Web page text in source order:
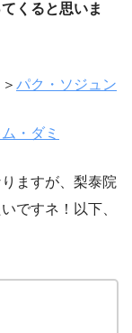
くると思いま
パク・ソジュン
・ダミ
ますが、梨泰院
ですネ！以下、